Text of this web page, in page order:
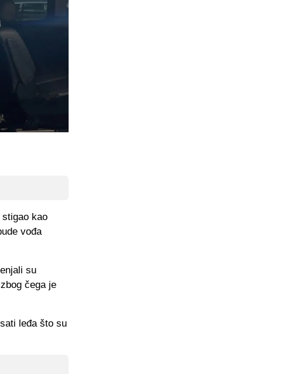
kao
vođa
su
čega je
leđa što su